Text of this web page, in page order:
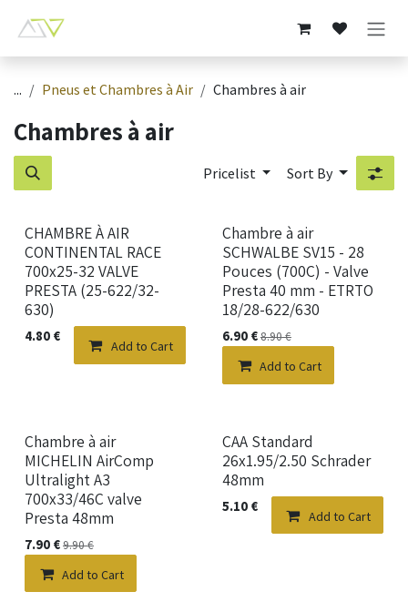
... Pneus et Chambres à Air Chambres à air
Chambres à air
Pricelist Sort By
CHAMBRE À AIR
CONTINENTAL RACE
700x25-32 VALVE
PRESTA (25-622/32-
630)
4.80 €
Add to Cart
Chambre à air
SCHWALBE SV15 - 28
Pouces (700C) - Valve
Presta 40 mm - ETRTO
18/28-622/630
6.90€8.90€
Add to Cart
Chambre à air
MICHELIN AirComp
Ultralight A3
700x33/46C valve
Presta 48mm
7.90 €9.90€
Add to Cart
CAA Standard
26x1.95/2.50 Schrader
48mm
5.10€
Add to Cart